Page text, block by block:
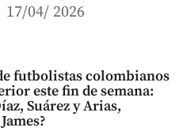
17/04/ 2026
futbolistas colombianos
este fin de semana:
Suárez y Arias,